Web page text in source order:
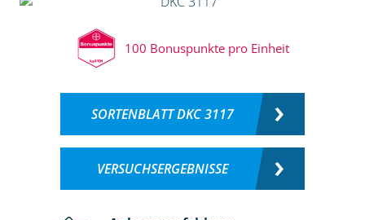
100 Bonuspunkte pro Einheit
SORTENBLATT DKC 3117
VERSUCHSERGEBNISSE